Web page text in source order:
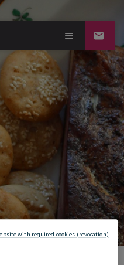
with required cookies (revocation)